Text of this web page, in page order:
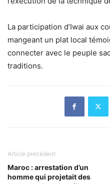
La participation d’Iwai aux
mangeant un plat local
connecter avec le peuple
traditions.
Article précédent
Maroc : arrestation d’un
homme qui projetait des